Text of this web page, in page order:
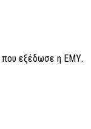
εξέδωσε η ΕΜΥ.